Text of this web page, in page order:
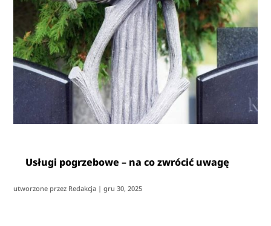
Usługi pogrzebowe – na co zwrócić uwagę
utworzone przez Redakcja |gru 30, 2025